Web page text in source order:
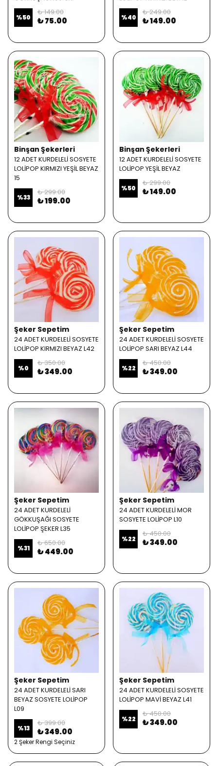
%50
₺ 149.00
₺ 75.00 %40
₺ 249.00
₺ 149.00
Binşan Şekerleri
12 ADET KURDELELİ SOSYETE
LOLİPOP KIRMIZI YEŞİL BEYAZ
15
%33
₺ 299.00
₺ 199.00
Binşan Şekerleri
12 ADET KURDELELİ SOSYETE
LOLİPOP YEŞİL BEYAZ
%50
₺ 299.00
₺ 149.00
Şeker Sepetim
24 ADET KURDELELİ SOSYETE
LOLİPOP KIRMIZI BEYAZ L42
%0
₺ 350.00
₺ 349.00
Şeker Sepetim
24 ADET KURDELELİ SOSYETE
LOLİPOP SARI BEYAZ L44
%22
₺ 450.00
₺ 349.00
Şeker Sepetim
24 ADET KURDELELİ
GÖKKUŞAĞI SOSYETE
LOLİPOP ŞEKER L35
%31
₺ 650.00
₺ 449.00
Şeker Sepetim
24 ADET KURDELELİ MOR
SOSYETE LOLİPOP L10
%22
₺ 450.00
₺ 349.00
Şeker Sepetim
24 ADET KURDELELİ SARI
BEYAZ SOSYETE LOLİPOP
L09
%13
₺ 399.00
₺ 349.00
2 Şeker Rengi Seçiniz
Şeker Sepetim
24 ADET KURDELELİ SOSYETE
LOLİPOP MAVİ BEYAZ L41
%22
₺ 450.00
₺ 349.00